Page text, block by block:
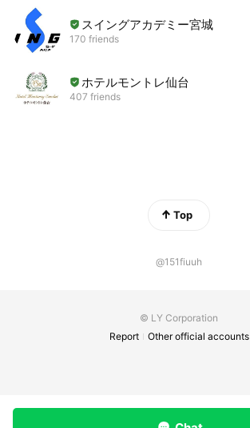
スイングアカデミー宮城
170 friends
ホテルモントレ仙台
407 friends
Top
@151fiuuh
© LY Corporation
Report
Other official accounts